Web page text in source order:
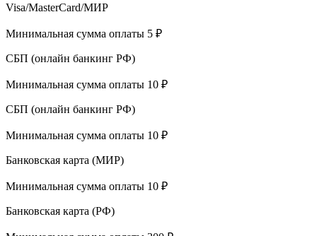
Visa/MasterCard/МИР
Минимальная сумма оплаты 5 ₽
СБП (онлайн банкинг РФ)
Минимальная сумма оплаты 10 ₽
СБП (онлайн банкинг РФ)
Минимальная сумма оплаты 10 ₽
Банковская карта (МИР)
Минимальная сумма оплаты 10 ₽
Банковская карта (РФ)